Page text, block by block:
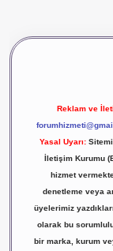
Reklam ve
Yasal Uyarı:
İletişim Kurumu
hizmet
denetleme veya
üyelerimiz
olarak bu
bir marka, kurum